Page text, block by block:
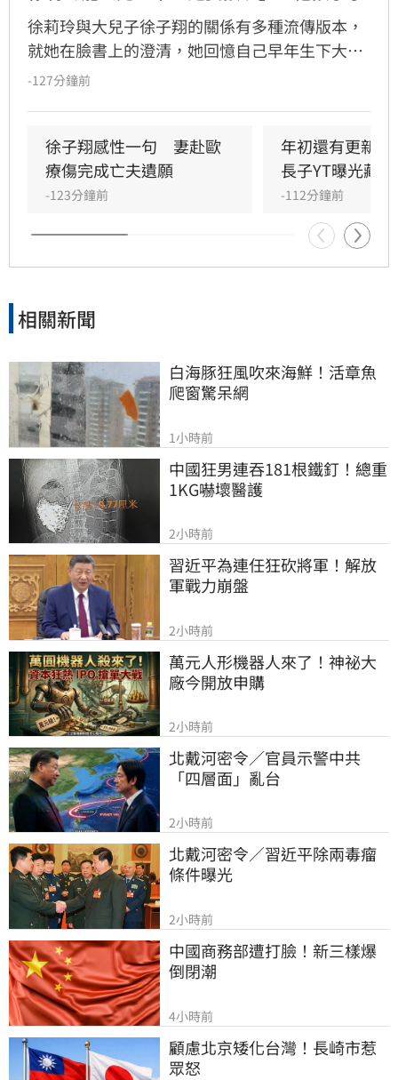
徐莉玲與大兒子徐子翔的關係有多種流傳版本，
就她在臉書上的澄清，她回憶自己早年生下大兒
子徐子翔後就離婚，期間因孩子被移民美國的前
業，也開始了較頻繁的互動，不難想見這複雜的
身世，對於徐子翔的影響。
-127分鐘前
徐子翔感性一句　妻赴歐
療傷完成亡夫遺願
-123分鐘前
年初還有更新
長子YT曝光藏
-112分鐘前
相關新聞
白海豚狂風吹來海鮮！活章魚
爬窗驚呆網
1小時前
中國狂男連吞181根鐵釘！總重
1KG嚇壞醫護
2小時前
習近平為連任狂砍將軍！解放
軍戰力崩盤
2小時前
萬元人形機器人來了！神祕大
廠今開放申購
2小時前
北戴河密令／官員示警中共
「四層面」亂台
2小時前
北戴河密令／習近平除兩毒瘤
條件曝光
2小時前
中國商務部遭打臉！新三樣爆
倒閉潮
4小時前
顧慮北京矮化台灣！長崎市惹
眾怒